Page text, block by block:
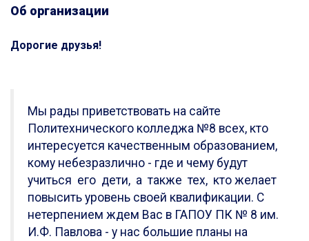
Об организации
Дорогие друзья!
Мы рады приветствовать на сайте
Политехнического колледжа №8 всех, кто
интересуется качественным образованием,
кому небезразлично - где и чему будут
учиться его дети, а также тех, кто желает
повысить уровень своей квалификации. С
нетерпением ждем Вас в ГАПОУ ПК № 8 им.
И.Ф. Павлова - у нас большие планы на